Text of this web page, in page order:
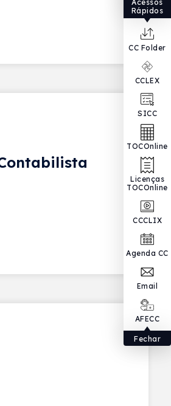
Acessos
Rápidos
CC Folder
CCLEX
SICC
TOCOnline
Licenças
TOCOnline
CCCLIX
Agenda CC
Email
AFECC
Fechar